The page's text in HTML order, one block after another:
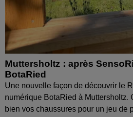
Muttersholtz : après
BotaRied
Une nouvelle façon de découvrir le
numérique BotaRied à Muttersholtz.
bien vos chaussures pour un jeu de